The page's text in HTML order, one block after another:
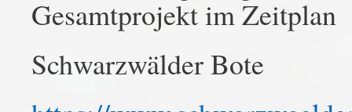
Gesamtprojekt im Zeitplan
Schwarzwälder Bote